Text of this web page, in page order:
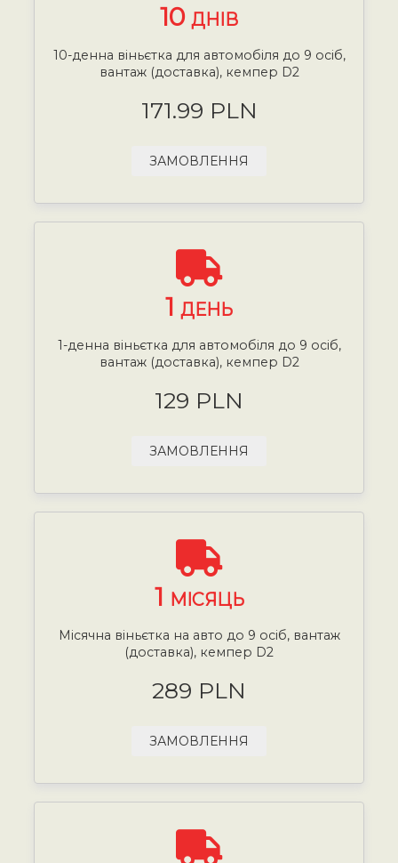
10 ДНІВ
10-денна віньєтка для автомобіля до 9 осіб,
вантаж (доставка), кемпер D2
171.99 PLN
ЗАМОВЛЕННЯ
1 ДЕНЬ
1-денна віньєтка для автомобіля до 9 осіб,
вантаж (доставка), кемпер D2
129 PLN
ЗАМОВЛЕННЯ
1 МІСЯЦЬ
Місячна віньєтка на авто до 9 осіб, вантаж
(доставка), кемпер D2
289 PLN
ЗАМОВЛЕННЯ